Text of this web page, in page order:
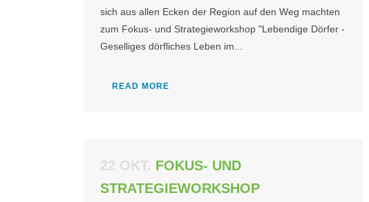
sich aus allen Ecken der Region auf den Weg machten
zum Fokus- und Strategieworkshop "Lebendige Dörfer -
Geselliges dörfliches Leben im...
READ MORE
22 OKT. FOKUS- UND
STRATEGIEWORKSHOP